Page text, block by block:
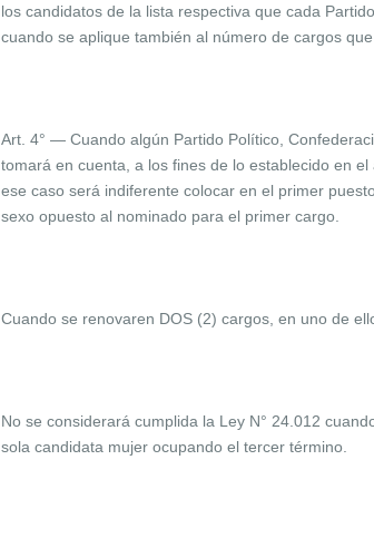
los candidatos de la lista respectiva que cada
cuando se aplique también al número de cargos
Art. 4° — Cuando algún Partido Político,
tomará en cuenta, a los fines de lo establecido en
ese caso será indiferente colocar en el primer
sexo opuesto al nominado para el primer cargo.
Cuando se renovaren DOS (2) cargos, en uno de
No se considerará cumplida la Ley N° 24.012
sola candidata mujer ocupando el tercer término.